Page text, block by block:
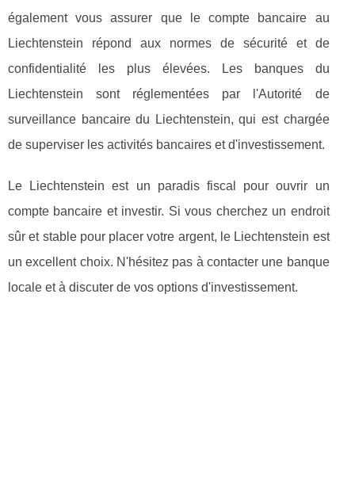
également vous assurer que le compte bancaire au
Liechtenstein répond aux normes de sécurité et de
confidentialité les plus élevées. Les banques du
Liechtenstein sont réglementées par l'Autorité de
surveillance bancaire du Liechtenstein, qui est chargée
de superviser les activités bancaires et d'investissement.
Le Liechtenstein est un paradis fiscal pour ouvrir un
compte bancaire et investir. Si vous cherchez un endroit
sûr et stable pour placer votre argent, le Liechtenstein est
un excellent choix. N'hésitez pas à contacter une banque
locale et à discuter de vos options d'investissement.